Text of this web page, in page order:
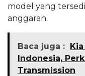
model yang
anggaran.
Baca juga :
Indonesia,
Transmission